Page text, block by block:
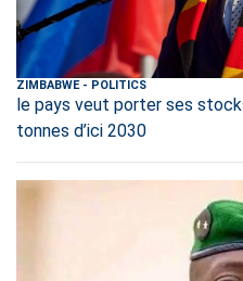
ZIMBABWE- POLITICS
le pays veut porter ses
tonnes d’ici 2030